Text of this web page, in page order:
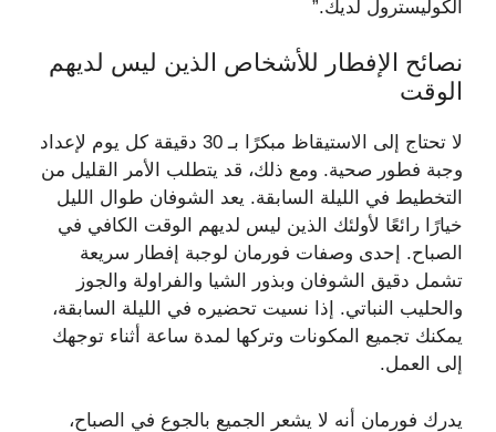
الكوليسترول لديك.”
نصائح الإفطار للأشخاص الذين ليس لديهم
الوقت
لا تحتاج إلى الاستيقاظ مبكرًا بـ 30 دقيقة كل يوم لإعداد
وجبة فطور صحية. ومع ذلك، قد يتطلب الأمر القليل من
التخطيط في الليلة السابقة. يعد الشوفان طوال الليل
خيارًا رائعًا لأولئك الذين ليس لديهم الوقت الكافي في
الصباح. إحدى وصفات فورمان لوجبة إفطار سريعة
تشمل دقيق الشوفان وبذور الشيا والفراولة والجوز
والحليب النباتي. إذا نسيت تحضيره في الليلة السابقة،
يمكنك تجميع المكونات وتركها لمدة ساعة أثناء توجهك
إلى العمل.
يدرك فورمان أنه لا يشعر الجميع بالجوع في الصباح،